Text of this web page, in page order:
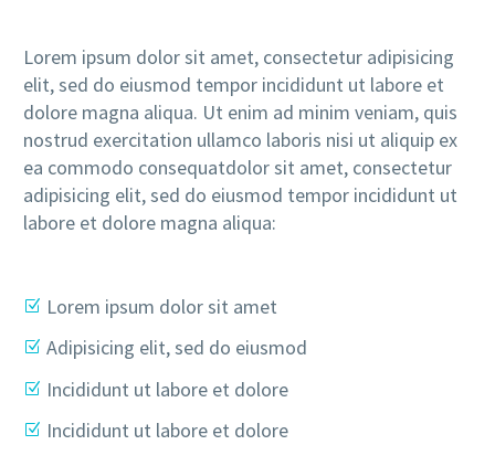
Lorem ipsum dolor sit amet, consectetur adipisicing
elit, sed do eiusmod tempor incididunt ut labore et
dolore magna aliqua. Ut enim ad minim veniam, quis
nostrud exercitation ullamco laboris nisi ut aliquip ex
ea commodo consequatdolor sit amet, consectetur
adipisicing elit, sed do eiusmod tempor incididunt ut
labore et dolore magna aliqua:
Lorem ipsum dolor sit amet
Adipisicing elit, sed do eiusmod
Incididunt ut labore et dolore
Incididunt ut labore et dolore